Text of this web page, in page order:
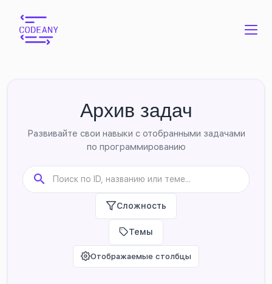
Архив задач
Развивайте свои навыки с отобранными задачами
по программированию
Сложность
Темы
Отображаемые столбцы